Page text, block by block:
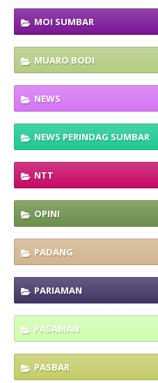
MOI SUMBAR
MUARO BODI
NEWS
NEWS PERINDAG SUMBAR
NTT
OPINI
PADANG
PARIAMAN
PASAMAN
PASBAR